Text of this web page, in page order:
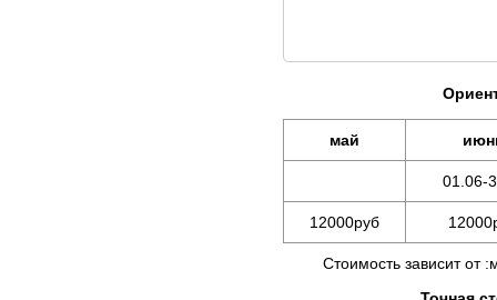
май
01.06-
12000руб
Стоимость зависит от